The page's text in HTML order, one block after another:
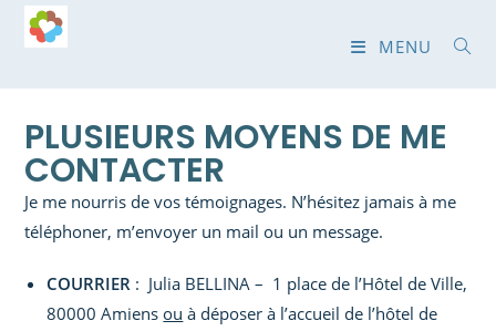
MENU
PLUSIEURS MOYENS DE ME
CONTACTER
Je me nourris de vos témoignages. N’hésitez jamais à me
téléphoner, m’envoyer un mail ou un message.
COURRIER : Julia BELLINA – 1 place de l’Hôtel de Ville,
80000 Amiensou à déposer à l’accueil de l’hôtel de